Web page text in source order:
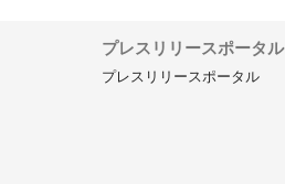
プレスリリースポータル
プレスリリースポータル